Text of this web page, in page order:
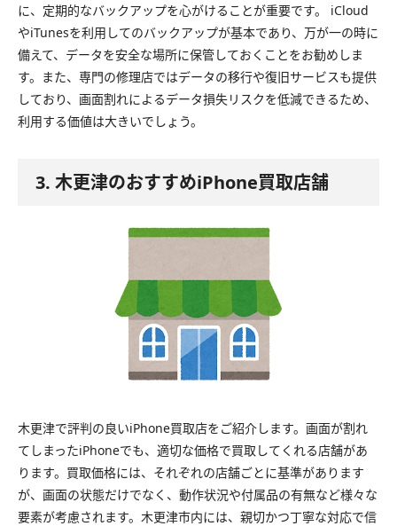
に、定期的なバックアップを心がけることが重要です。 iCloud
やiTunesを利用してのバックアップが基本であり、万が一の時に
備えて、データを安全な場所に保管しておくことをお勧めしま
す。また、専門の修理店ではデータの移行や復旧サービスも提供
しており、画面割れによるデータ損失リスクを低減できるため、
利用する価値は大きいでしょう。
3. 木更津のおすすめiPhone買取店舗
木更津で評判の良いiPhone買取店をご紹介します。画面が割れ
てしまったiPhoneでも、適切な価格で買取してくれる店舗があ
ります。買取価格には、それぞれの店舗ごとに基準があります
が、画面の状態だけでなく、動作状況や付属品の有無など様々な
要素が考慮されます。木更津市内には、親切かつ丁寧な対応で信